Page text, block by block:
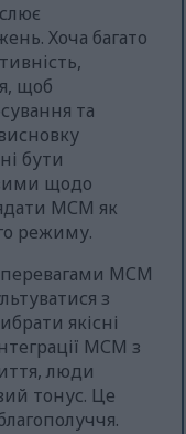
Хоча багато
щоб
та
бути
щодо
МСМ як
режиму.
перевагами МСМ
з
якісні
МСМ з
люди
тонус. Це